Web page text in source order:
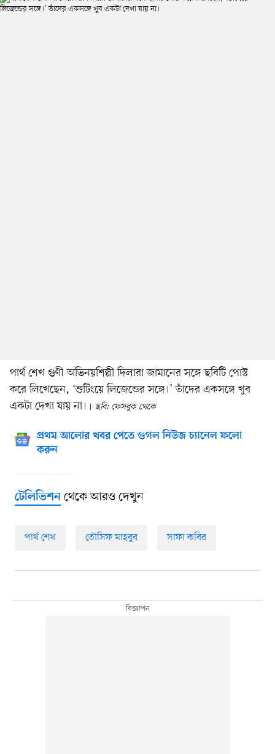
পার্থ শেখ গুণী অভিনয়শিল্পী দিলারা জামানের সঙ্গে ছবিটি পোস্ট
করে লিখেছেন, ‘শুটিংয়ে লিজেন্ডের সঙ্গে।’ তাঁদের একসঙ্গে খুব
একটা দেখা যায় না।
ছবি: ফেসবুক থেকে
প্রথম আলোর খবর পেতে গুগল নিউজ চ্যানেল ফলো
করুন
টেলিভিশনথেকে আরও দেখুন
পার্থ শেখ তৌসিফ মাহবুব সাফা কবির